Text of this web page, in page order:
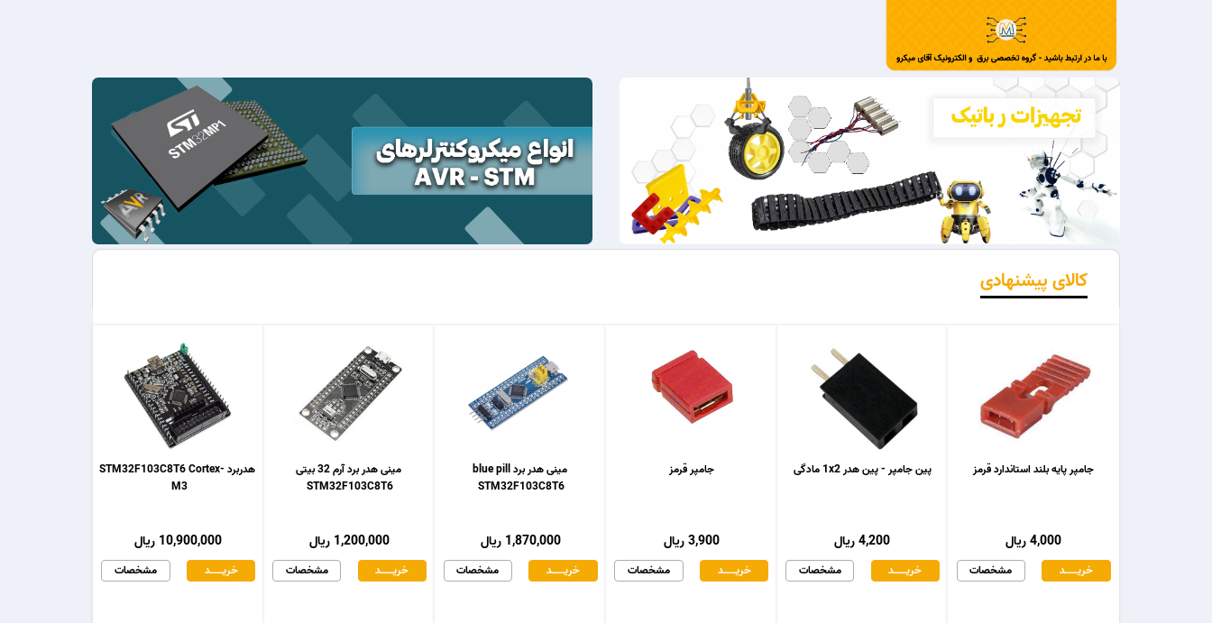
کالای پیشنهادی
هدربرد STM32F103C8T6 Cortex-
M3
10,900,000 ریال
مشخصات خریـــــــد
مینی هدر برد آرم 32 بیتی
STM32F103C8T6
1,200,000 ریال
مشخصات خریـــــــد
مینی هدر برد blue pill
STM32F103C8T6
1,870,000 ریال
مشخصات خریـــــــد
جامپر قرمز
3,900 ریال
مشخصات خریـــــــد
پین جامپر - پین هدر 1x2 مادگی
4,200 ریال
مشخصات خریـــــــد
جامپر پایه بلند استاندارد قرمز
4,000 ریال
مشخصات خریـــــــد